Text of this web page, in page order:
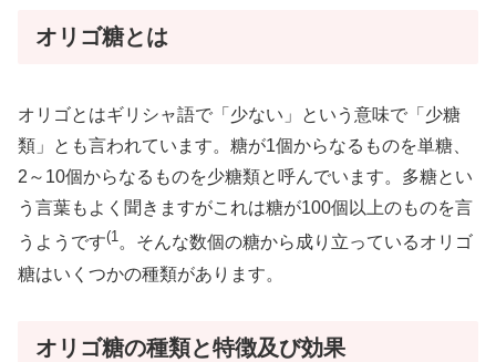
オリゴ糖とは
オリゴとはギリシャ語で「少ない」という意味で「少糖
類」とも言われています。糖が1個からなるものを単糖、
2～10個からなるものを少糖類と呼んでいます。多糖とい
う言葉もよく聞きますがこれは糖が100個以上のものを言
うようです(1。そんな数個の糖から成り立っているオリゴ
糖はいくつかの種類があります。
オリゴ糖の種類と特徴及び効果